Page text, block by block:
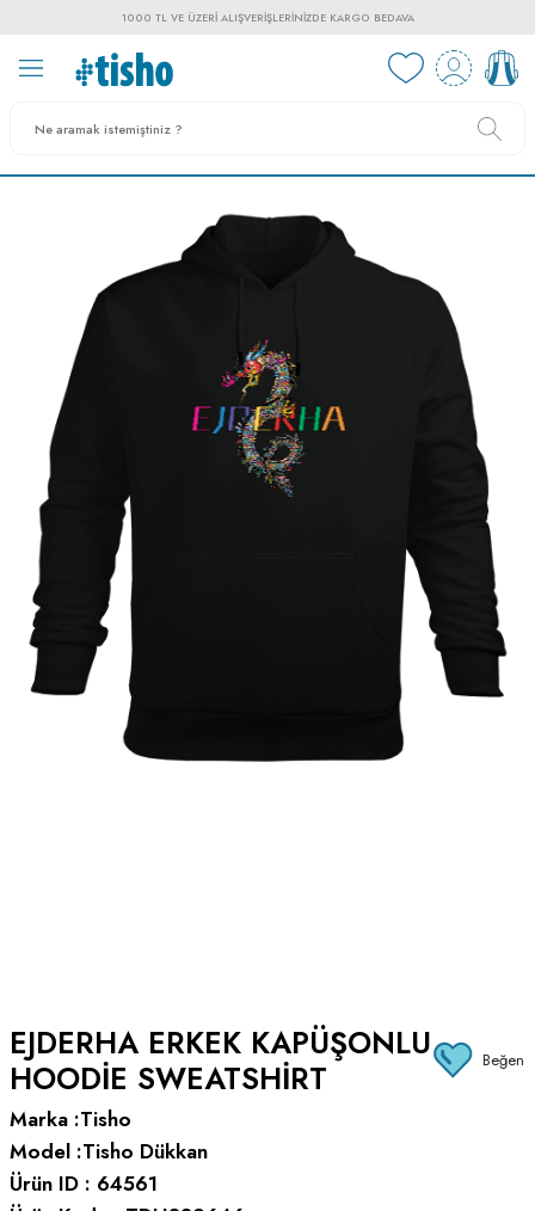
1000 TL VE ÜZERI ALIŞVERIŞLERINIZDE KARGO BEDAVA
EJDERHA ERKEK KAPÜŞONLU
HOODIE SWEATSHIRT
Beğen
Marka :Tisho
Model :Tisho Dükkan
Ürün ID : 64561